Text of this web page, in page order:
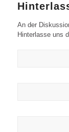
An der
Hinterlasse uns